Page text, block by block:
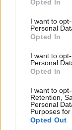
use your data
consent section.
Opted In
I want to
Personal
Opted In
I want to
Personal
Opted In
I want to
Retention,
Personal
Purposes for
Opted Out
Xαρακτήρες: 0/